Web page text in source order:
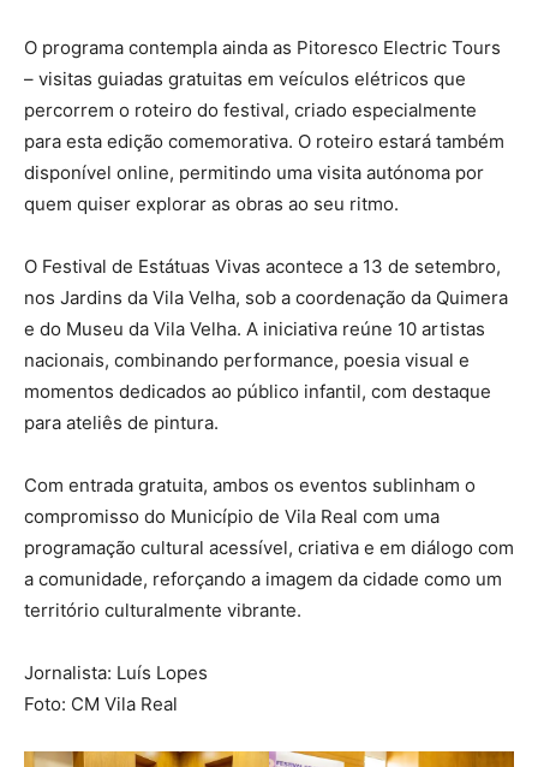
O programa contempla ainda as Pitoresco Electric Tours
– visitas guiadas gratuitas em veículos elétricos que
percorrem o roteiro do festival, criado especialmente
para esta edição comemorativa. O roteiro estará também
disponível online, permitindo uma visita autónoma por
quem quiser explorar as obras ao seu ritmo.
O Festival de Estátuas Vivas acontece a 13 de setembro,
nos Jardins da Vila Velha, sob a coordenação da Quimera
e do Museu da Vila Velha. A iniciativa reúne 10 artistas
nacionais, combinando performance, poesia visual e
momentos dedicados ao público infantil, com destaque
para ateliês de pintura.
Com entrada gratuita, ambos os eventos sublinham o
compromisso do Município de Vila Real com uma
programação cultural acessível, criativa e em diálogo com
a comunidade, reforçando a imagem da cidade como um
território culturalmente vibrante.
Jornalista: Luís Lopes
Foto: CM Vila Real